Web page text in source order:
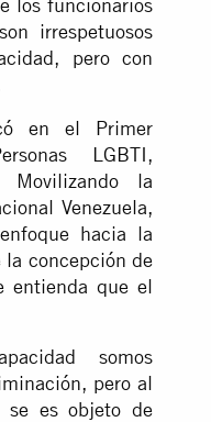
irrespetuosos
pero con
en el Primer
LGBTI,
Movilizando la
Venezuela,
hacia la
la concepción de
entienda que el
somos
pero al
se es objeto de